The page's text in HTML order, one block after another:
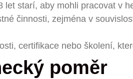
starí, aby mohli pracovat v
činnosti, zejména v
certifikace nebo školení,
poměr